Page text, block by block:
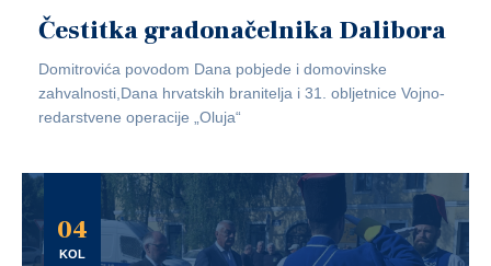
Čestitka gradonačelnika Dalibora
Domitrovića povodom Dana pobjede i domovinske
zahvalnosti,Dana hrvatskih branitelja i 31. obljetnice Vojno-
redarstvene operacije „Oluja“
04
KOL